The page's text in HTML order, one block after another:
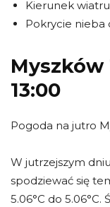
Kierunek
Pokrycie nieba
Myszków
13:00
Pogoda na jutro
W jutrzejszym
spodziewać się
5.06°C do